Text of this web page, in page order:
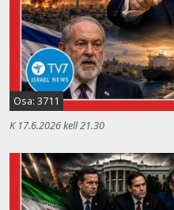
Osa: 3711
K 17.6.2026 kell 21.30